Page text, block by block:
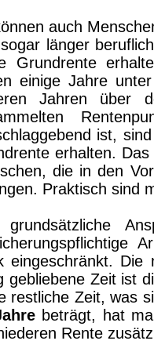
auch
länger
Grundrente
einige Jahre
Jahren über
ist,
erhalten.
die in den
Praktisch sind
grundsätzliche
eingeschränkt. Die
gebliebene Zeit ist
restliche Zeit, was
beträgt, hat
Rente